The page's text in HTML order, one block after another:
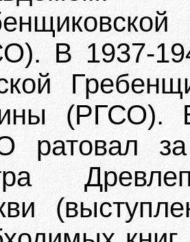
В 1937-
(РГСО).
ратовал